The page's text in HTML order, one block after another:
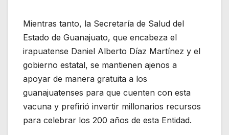
Mientras tanto, la Secretaría de Salud del
Estado de Guanajuato, que encabeza el
irapuatense Daniel Alberto Díaz Martínez y el
gobierno estatal, se mantienen ajenos a
apoyar de manera gratuita a los
guanajuatenses para que cuenten con esta
vacuna y prefirió invertir millonarios recursos
para celebrar los 200 años de esta Entidad.